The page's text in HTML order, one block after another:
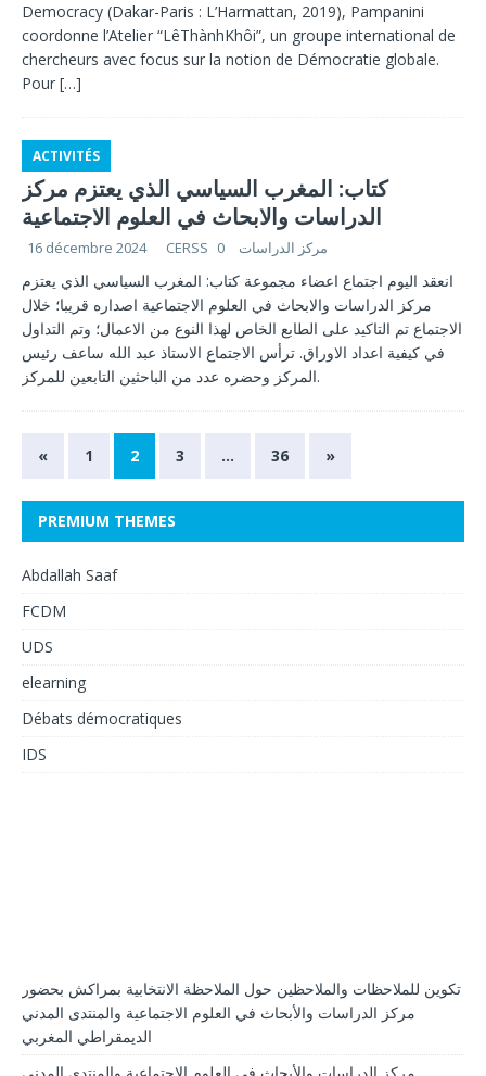
Democracy (Dakar-Paris : L’Harmattan, 2019), Pampanini
coordonne l’Atelier “LêThànhKhôi”, un groupe international de
chercheurs avec focus sur la notion de Démocratie globale.
Pour […]
ACTIVITÉS
كتاب: المغرب السياسي الذي يعتزم مركز
الدراسات والابحاث في العلوم الاجتماعية
16 décembre 2024 CERSS مركز الدراسات 0
انعقد اليوم اجتماع اعضاء مجموعة كتاب: المغرب السياسي الذي يعتزم
مركز الدراسات والابحاث في العلوم الاجتماعية اصداره قريبا؛ خلال
الاجتماع تم التاكيد على الطابع الخاص لهذا النوع من الاعمال؛ وتم التداول
في كيفية اعداد الاوراق. ترأس الاجتماع الاستاذ عبد الله ساعف رئيس
المركز وحضره عدد من الباحثين التابعين للمركز.
« 1 2 3 … 36 »
PREMIUM THEMES
Abdallah Saaf
FCDM
UDS
elearning
Débats démocratiques
IDS
تكوين للملاحظات والملاحظين حول الملاحظة الانتخابية بمراكش بحضور
مركز الدراسات والأبحاث في العلوم الاجتماعية والمنتدى المدني
الديمقراطي المغربي